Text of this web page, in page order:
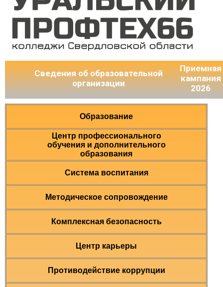
Сведения об образовательной
организации
Приемная
кампания
2026
Образование
Центр профессионального
обучения и дополнительного
образования
Система воспитания
Методическое сопровождение
Комплексная безопасность
Центр карьеры
Противодействие коррупции